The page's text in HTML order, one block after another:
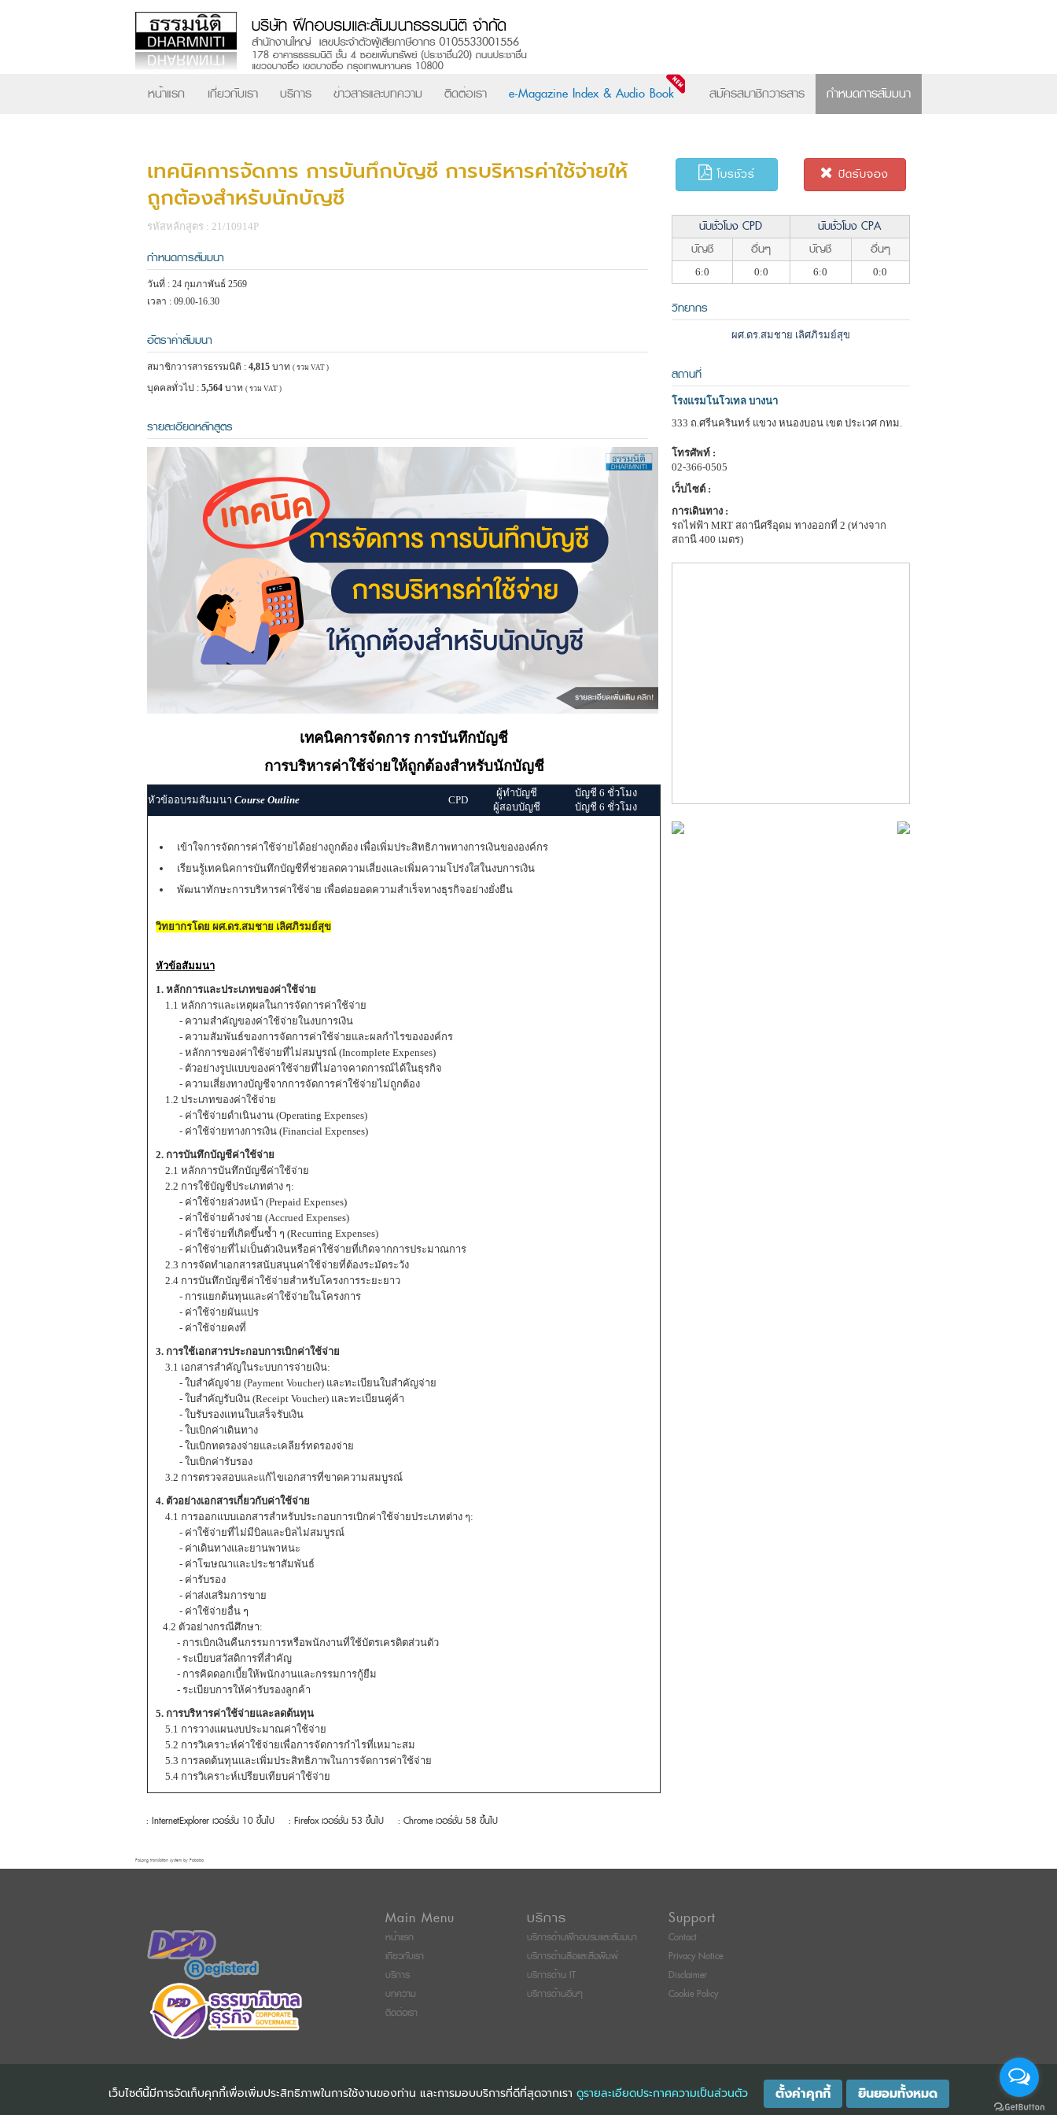
หน้าแรก เกี่ยวกับเรา บริการ ข่าวสารและบทความ ติดต่อเรา e-Magazine Index & Audio Book สมัครสมาชิกวารสาร กำหนดการสัมมนา
เทคนิคการจัดการ การบันทึกบัญชี การบริหารค่าใช้จ่ายให้
ถูกต้องสำหรับนักบัญชี
รหัสหลักสูตร : 21/10914P
กำหนดการสัมมนา
วันที่ : 24 กุมภาพันธ์ 2569
เวลา : 09.00-16.30
อัตราค่าสัมมนา
สมาชิกวารสารธรรมนิติ : 4,815 บาท ( รวม VAT )
บุคคลทั่วไป : 5,564 บาท ( รวม VAT )
รายละเอียดหลักสูตร
เทคนิคการจัดการ การบันทึกบัญชี
การบริหารค่าใช้จ่ายให้ถูกต้องสำหรับนักบัญชี
หัวข้ออบรมสัมมนา Course Outline CPD
ผู้ทำบัญชี
บัญชี 6 ชั่วโมง
ผู้สอบบัญชี
บัญชี 6 ชั่วโมง
เข้าใจการจัดการค่าใช้จ่ายได้อย่างถูกต้อง เพื่อเพิ่มประสิทธิภาพทางการเงินขององค์กร
เรียนรู้เทคนิคการบันทึกบัญชีที่ช่วยลดความเสี่ยงและเพิ่มความโปร่งใสในงบการเงิน
พัฒนาทักษะการบริหารค่าใช้จ่าย เพื่อต่อยอดความสำเร็จทางธุรกิจอย่างยั่งยืน
วิทยากรโดย ผศ.ดร.สมชาย เลิศภิรมย์สุข
หัวข้อสัมมนา
1. หลักการและประเภทของค่าใช้จ่าย
1.1 หลักการและเหตุผลในการจัดการค่าใช้จ่าย
- ความสำคัญของค่าใช้จ่ายในงบการเงิน
- ความสัมพันธ์ของการจัดการค่าใช้จ่ายและผลกำไรขององค์กร
- หลักการของค่าใช้จ่ายที่ไม่สมบูรณ์ (Incomplete Expenses)
- ตัวอย่างรูปแบบของค่าใช้จ่ายที่ไม่อาจคาดการณ์ได้ในธุรกิจ
- ความเสี่ยงทางบัญชีจากการจัดการค่าใช้จ่ายไม่ถูกต้อง
1.2 ประเภทของค่าใช้จ่าย
- ค่าใช้จ่ายดำเนินงาน (Operating Expenses)
- ค่าใช้จ่ายทางการเงิน (Financial Expenses)
2. การบันทึกบัญชีค่าใช้จ่าย
2.1 หลักการบันทึกบัญชีค่าใช้จ่าย
2.2 การใช้บัญชีประเภทต่าง ๆ:
- ค่าใช้จ่ายล่วงหน้า (Prepaid Expenses)
- ค่าใช้จ่ายค้างจ่าย (Accrued Expenses)
- ค่าใช้จ่ายที่เกิดขึ้นซ้ำ ๆ (Recurring Expenses)
- ค่าใช้จ่ายที่ไม่เป็นตัวเงินหรือค่าใช้จ่ายที่เกิดจากการประมาณการ
2.3 การจัดทำเอกสารสนับสนุนค่าใช้จ่ายที่ต้องระมัดระวัง
2.4 การบันทึกบัญชีค่าใช้จ่ายสำหรับโครงการระยะยาว
- การแยกต้นทุนและค่าใช้จ่ายในโครงการ
- ค่าใช้จ่ายผันแปร
- ค่าใช้จ่ายคงที่
3. การใช้เอกสารประกอบการเบิกค่าใช้จ่าย
3.1 เอกสารสำคัญในระบบการจ่ายเงิน:
- ใบสำคัญจ่าย (Payment Voucher) และทะเบียนใบสำคัญจ่าย
- ใบสำคัญรับเงิน (Receipt Voucher) และทะเบียนคู่ค้า
- ใบรับรองแทนใบเสร็จรับเงิน
- ใบเบิกค่าเดินทาง
- ใบเบิกทดรองจ่ายและเคลียร์ทดรองจ่าย
- ใบเบิกค่ารับรอง
3.2 การตรวจสอบและแก้ไขเอกสารที่ขาดความสมบูรณ์
4. ตัวอย่างเอกสารเกี่ยวกับค่าใช้จ่าย
4.1 การออกแบบเอกสารสำหรับประกอบการเบิกค่าใช้จ่ายประเภทต่าง ๆ:
- ค่าใช้จ่ายที่ไม่มีบิลและบิลไม่สมบูรณ์
- ค่าเดินทางและยานพาหนะ
- ค่าโฆษณาและประชาสัมพันธ์
- ค่ารับรอง
- ค่าส่งเสริมการขาย
- ค่าใช้จ่ายอื่น ๆ
4.2 ตัวอย่างกรณีศึกษา:
- การเบิกเงินคืนกรรมการหรือพนักงานที่ใช้บัตรเครดิตส่วนตัว
- ระเบียบสวัสดิการที่สำคัญ
- การคิดดอกเบี้ยให้พนักงานและกรรมการกู้ยืม
- ระเบียบการให้ค่ารับรองลูกค้า
5. การบริหารค่าใช้จ่ายและลดต้นทุน
5.1 การวางแผนงบประมาณค่าใช้จ่าย
5.2 การวิเคราะห์ค่าใช้จ่ายเพื่อการจัดการกำไรที่เหมาะสม
5.3 การลดต้นทุนและเพิ่มประสิทธิภาพในการจัดการค่าใช้จ่าย
5.4 การวิเคราะห์เปรียบเทียบค่าใช้จ่าย
โบรชัวร์ ปิดรับจอง
นับชั่วโมง CPD
นับชั่วโมง CPA
บัญชี
อื่นๆ บัญชี อื่นๆ
6:0 0:0 6:0 0:0
วิทยากร
ผศ.ดร.สมชาย เลิศภิรมย์สุข
สถานที่
โรงแรมโนโวเทล บางนา
333 ถ.ศรีนครินทร์ แขวง หนองบอน เขต ประเวศ กทม.
โทรศัพท์ :
02-366-0505
เว็บไซต์ :
การเดินทาง :
รถไฟฟ้า MRT สถานีศรีอุดม ทางออกที่ 2 (ห่างจาก
สถานี 400 เมตร)
: InternetExplorer เวอร์ชั่น 10 ขึ้นไป : Firefox เวอร์ชั่น 53 ขึ้นไป : Chrome เวอร์ชั่น 58 ขึ้นไป
FaLang translation system by Faboba
Main Menu
หน้าแรก
เกี่ยวกับเรา
บริการ
บทความ
ติดต่อเรา
บริการ
บริการด้านฝึกอบรมและสัมมนา
บริการด้านสื่อและสิ่งพิมพ์
บริการด้าน IT
บริการด้านอื่นๆ
Support
Contact
Privacy Notice
Disclaimer
Cookie Policy
ALL RIGHTS RESERVED. E-COMMERCIAL REGISTRATION 0105529026680
เว็บไซต์นี้มีการจัดเก็บคุกกี้เพื่อเพิ่มประสิทธิภาพในการใช้งานของท่าน และการมอบบริการที่ดีที่สุดจากเรา ดูรายละเอียดประกาศความเป็นส่วนตัว ตั้งค่าคุกกี้ ยินยอมทั้งหมด
Message us